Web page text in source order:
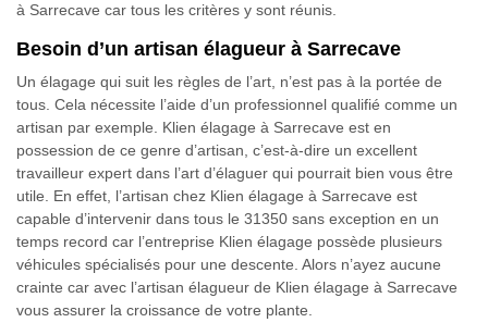
à Sarrecave car tous les critères y sont réunis.
Besoin d’un artisan élagueur à Sarrecave
Un élagage qui suit les règles de l’art, n’est pas à la portée de
tous. Cela nécessite l’aide d’un professionnel qualifié comme un
artisan par exemple. Klien élagage à Sarrecave est en
possession de ce genre d’artisan, c’est-à-dire un excellent
travailleur expert dans l’art d’élaguer qui pourrait bien vous être
utile. En effet, l’artisan chez Klien élagage à Sarrecave est
capable d’intervenir dans tous le 31350 sans exception en un
temps record car l’entreprise Klien élagage possède plusieurs
véhicules spécialisés pour une descente. Alors n’ayez aucune
crainte car avec l’artisan élagueur de Klien élagage à Sarrecave
vous assurer la croissance de votre plante.